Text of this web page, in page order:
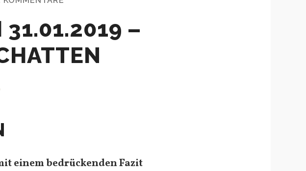
31.01.2019 –
einem bedrückenden Fazit